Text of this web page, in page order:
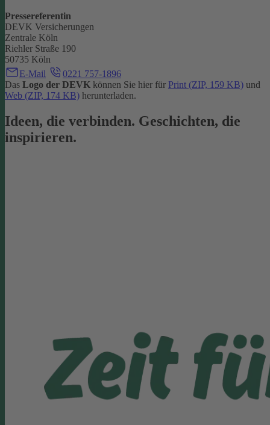
Pressereferentin
DEVK Versicherungen
Zentrale Köln
Riehler Straße 190
50735 Köln
E-Mail
0221 757-1896
Das Logo der DEVK können Sie hier für Print (ZIP, 159 KB) und
Web (ZIP, 174 KB) herunterladen.
Ideen, die verbinden. Geschichten, die
inspirieren.